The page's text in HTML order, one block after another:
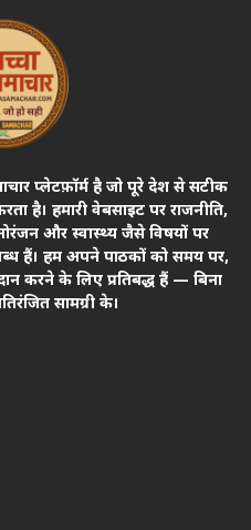
प्लेटफ़ॉर्म है जो पूरे देश से सटीक
है। हमारी वेबसाइट पर राजनीति,
और स्वास्थ्य जैसे विषयों पर
हैं। हम अपने पाठकों को समय पर,
करने के लिए प्रतिबद्ध हैं — बिना
सामग्री के।